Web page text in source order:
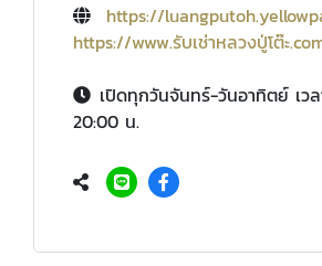
https://
https://www.รับเช่าหลวงปู่โต๊ะ
เปิดทุกวันจันทร์-วันอาทิตย์ เว
20:00 น.